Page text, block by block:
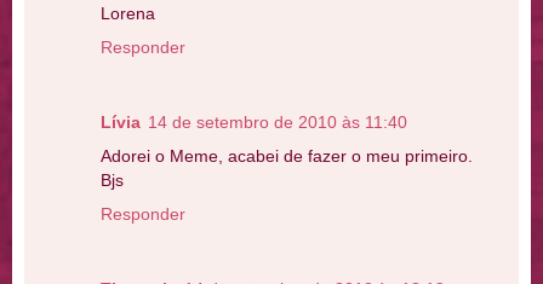
Lorena
Responder
Lívia 14 de setembro de 2010 às 11:40
Adorei o Meme, acabei de fazer o meu primeiro.
Bjs
Responder